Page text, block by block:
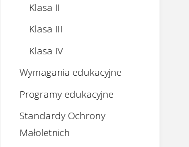
Klasa II
Klasa III
Klasa IV
Wymagania edukacyjne
Programy edukacyjne
Standardy Ochrony
Małoletnich